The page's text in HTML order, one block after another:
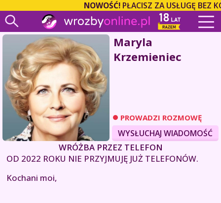
NOWOŚĆ!PŁACISZ ZA USŁUGĘ BEZ
Maryla
Krzemieniec
PROWADZI ROZMOWĘ
WYSŁUCHAJ WIADOMOŚĆ
WRÓŻBA PRZEZ TELEFON
OD 2022 ROKU NIE PRZYJMUJĘ JUŻ TELEFONÓW.
Kochani moi,